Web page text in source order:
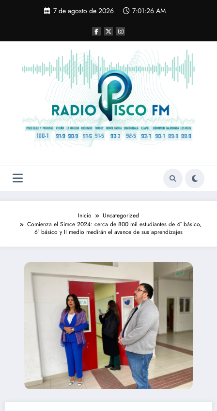
7 de agosto de 2026 7:01:26 AM
Inicio
Uncategorized
Comienza el Simce 2024: cerca de 800 mil estudiantes de 4° básico,
6° básico y II medio medirán el avance de sus aprendizajes